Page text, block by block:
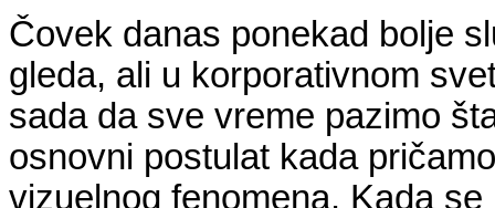
Čovek danas ponekad bolje
gleda, ali u korporativnom
sada da sve vreme pazimo
osnovni postulat kada
vizuelnog fenomena. Kada